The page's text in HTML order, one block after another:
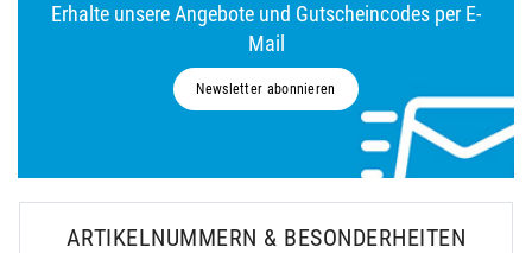
Erhalte unsere Angebote und Gutscheincodes per E-
Mail
Newsletter abonnieren
ARTIKELNUMMERN & BESONDERHEITEN